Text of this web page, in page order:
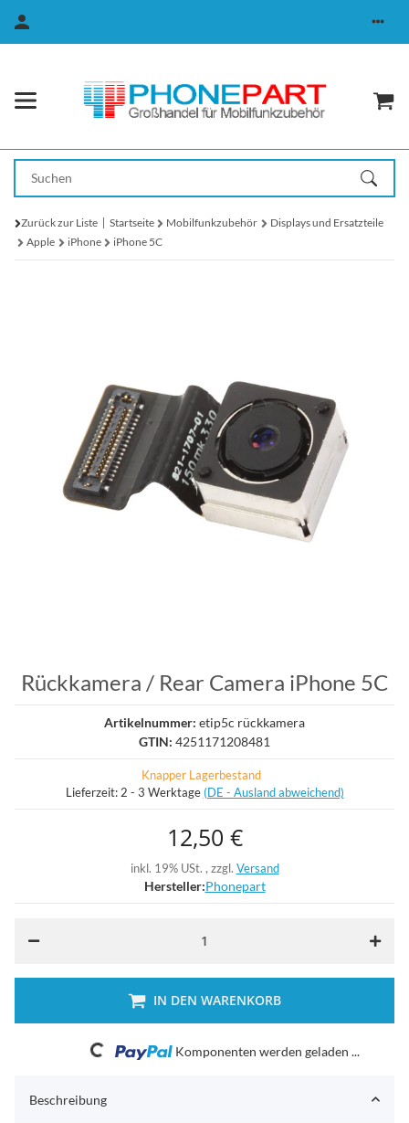
Zurück zur Liste Startseite Mobilfunkzubehör
Displays und Ersatzteile
Apple
iPhone iPhone 5C
Rückkamera / Rear Camera iPhone 5C
Artikelnummer: etip5c rückkamera
GTIN: 4251171208481
Knapper Lagerbestand
Lieferzeit: 2 - 3 Werktage (DE - Ausland abweichend)
12,50 €
inkl. 19% USt. , zzgl. Versand
Hersteller:Phonepart
IN DEN WARENKORB
Loading... Komponenten werden geladen ...
Beschreibung